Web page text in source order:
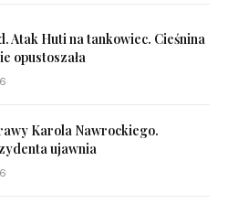
Atak Huti na tankowiec. Cieśnina
opustoszała
Karola Nawrockiego.
ujawnia